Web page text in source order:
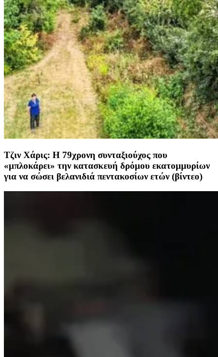
Τζιν Χάρις: Η 79χρονη συνταξιούχος που
«μπλοκάρει» την κατασκευή δρόμου εκατομμυρίων
για να σώσει βελανιδιά πεντακοσίων ετών (βίντεο)